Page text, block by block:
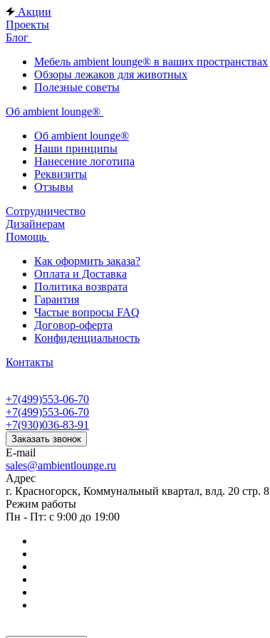
Акции
Проекты
Блог
Мебель ambient lounge® в ваших пространствах
Обзоры лежаков для животных
Полезные советы
Об ambient lounge®
Oб ambient lounge®
Наши принципы
Нанесение логотипа
Реквизиты
Отзывы
Сотрудничество
Дизайнерам
Помощь
Как оформить заказа?
Оплата и Доставка
Политика возврата
Гарантия
Частые вопросы FAQ
Договор-оферта
Конфиденциальность
Контакты
+7(499)553-06-70
+7(499)553-06-70
+7(930)036-83-91
Заказать звонок
E-mail
sales@ambientlounge.ru
Адрес
г. Красногорск, Коммунальный квартал, влд. 20 стр. 8
Режим работы
Пн - Пт: с 9:00 до 19:00